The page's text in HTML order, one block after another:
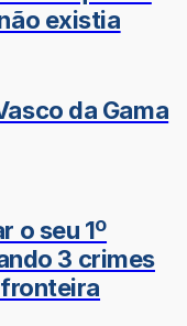
existia
da Gama
o seu 1º
3 crimes